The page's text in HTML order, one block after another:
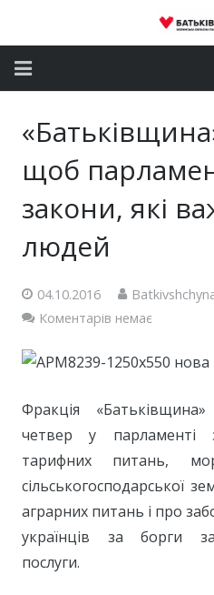
Депутатський корпус
Контакти
щоб
закони, які
людей
04.10.2016
Коментарів немає
Фракція
четвер у парламенті
тарифних питань,
сільськогосподарської
аграрних питань і про
українців за борги
послуги.